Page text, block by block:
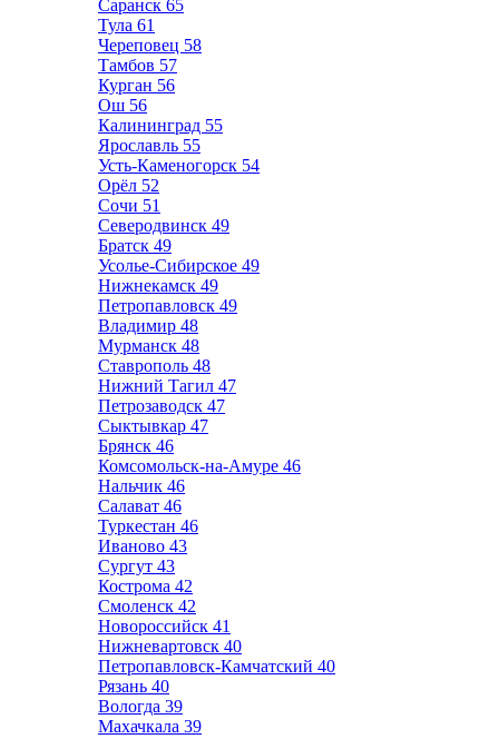
Саранск 65
Тула 61
Череповец 58
Тамбов 57
Курган 56
Ош 56
Калининград 55
Ярославль 55
Усть-Каменогорск 54
Орёл 52
Сочи 51
Северодвинск 49
Братск 49
Усолье-Сибирское 49
Нижнекамск 49
Петропавловск 49
Владимир 48
Мурманск 48
Ставрополь 48
Нижний Тагил 47
Петрозаводск 47
Сыктывкар 47
Брянск 46
Комсомольск-на-Амуре 46
Нальчик 46
Салават 46
Туркестан 46
Иваново 43
Сургут 43
Кострома 42
Смоленск 42
Новороссийск 41
Нижневартовск 40
Петропавловск-Камчатский 40
Рязань 40
Вологда 39
Махачкала 39